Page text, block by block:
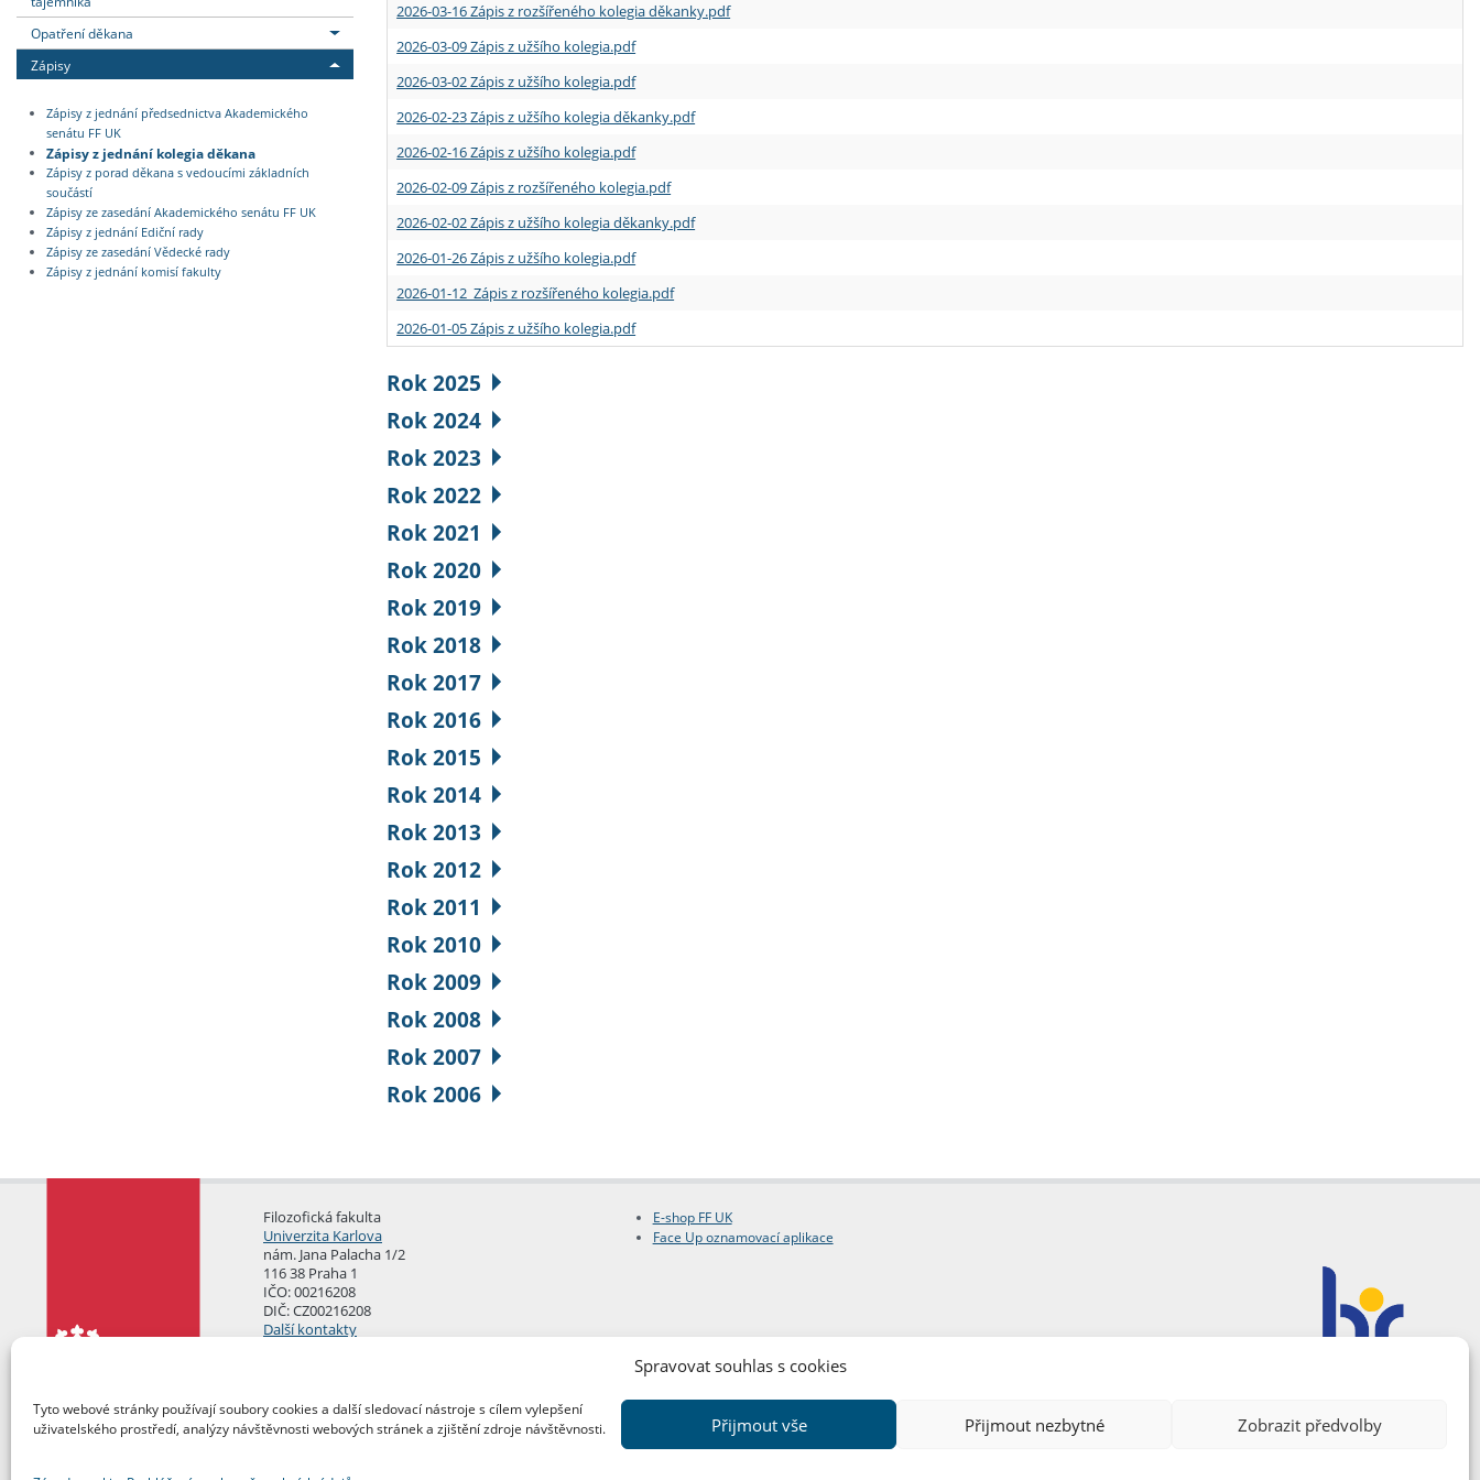
Spravovat souhlas s cookies
Tyto webové stránky používají soubory cookies a další sledovací nástroje s cílem vylepšení
uživatelského prostředí, analýzy návštěvnosti webových stránek a zjištění zdroje návštěvnosti.
Přijmout vše Přijmout nezbytné Zobrazit předvolby
Opatření děkana
Zápisy
Zápisy z jednání předsednictva Akademického
senátu FF UK
Zápisy z jednání kolegia děkana
Zápisy z porad děkana s vedoucími základních
součástí
Zápisy ze zasedání Akademického senátu FF UK
Zápisy z jednání Ediční rady
Zápisy ze zasedání Vědecké rady
Zápisy z jednání komisí fakulty
2026-03-16 Zápis z rozšířeného kolegia děkanky.pdf
2026-03-09 Zápis z užšího kolegia.pdf
2026-03-02 Zápis z užšího kolegia.pdf
2026-02-23 Zápis z užšího kolegia děkanky.pdf
2026-02-16 Zápis z užšího kolegia.pdf
2026-02-09 Zápis z rozšířeného kolegia.pdf
2026-02-02 Zápis z užšího kolegia děkanky.pdf
2026-01-26 Zápis z užšího kolegia.pdf
2026-01-12 Zápis z rozšířeného kolegia.pdf
2026-01-05 Zápis z užšího kolegia.pdf
Rok 2025
Rok 2024
Rok 2023
Rok 2022
Rok 2021
Rok 2020
Rok 2019
Rok 2018
Rok 2017
Rok 2016
Rok 2015
Rok 2014
Rok 2013
Rok 2012
Rok 2011
Rok 2010
Rok 2009
Rok 2008
Rok 2007
Rok 2006
Filozofická fakulta
Univerzita Karlova
nám. Jana Palacha 1/2
116 38 Praha 1
IČO: 00216208
DIČ: CZ00216208
Další kontakty
E-shop FF UK
Face Up oznamovací aplikace